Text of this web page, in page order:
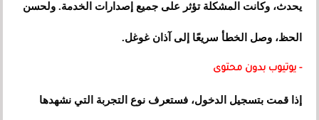
يحدث، وكانت المشكلة تؤثر على جميع إصدارات الخدمة. ولحسن
الحظ، وصل الخطأ سريعًا إلى آذان غوغل.
- يوتيوب بدون محتوى
إذا قمت بتسجيل الدخول، فستعرف نوع التجربة التي نشهدها